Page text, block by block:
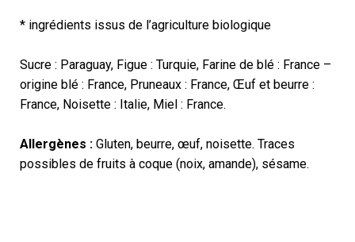
* ingrédients issus de l’agriculture biologique
Sucre : Paraguay, Figue : Turquie, Farine de blé : France –
origine blé : France, Pruneaux : France, Œuf et beurre :
France, Noisette : Italie, Miel : France.
Allergènes : Gluten, beurre, œuf, noisette. Traces
possibles de fruits à coque (noix, amande), sésame.